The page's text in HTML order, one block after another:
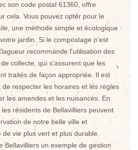
son code postal 61360, offre
cela. Vous pouvez opter pour le
une méthode simple et écologique
jardin. Si le compostage n'est
recommande l'utilisation des
collecte, qui s'assurent que les
traités de façon appropriée. Il est
respecter les horaires et les règles
les amendes et les nuisances. En
résidents de Bellavilliers peuvent
de notre belle ville et
vie plus vert et plus durable.
Bellavilliers un exemple de gestion